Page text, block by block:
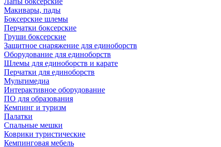
Макивары, пады
Боксерские шлемы
Перчатки боксерские
Груши боксерские
Защитное снаряжение для единоборств
Оборудование для единоборств
Шлемы для единоборств и карате
Перчатки для единоборств
Мультимедиа
Интерактивное оборудование
ПО для образования
Кемпинг и туризм
Палатки
Спальные мешки
Коврики туристические
Кемпинговая мебель